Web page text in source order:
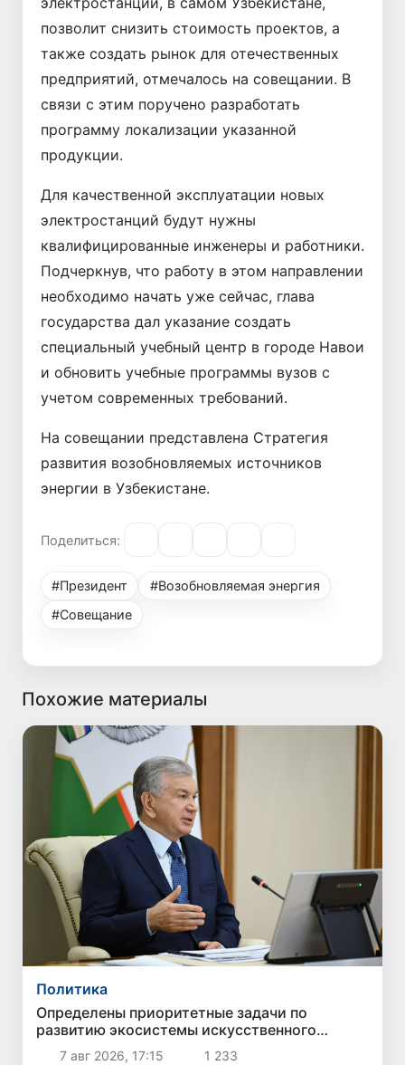
позволит снизить стоимость проектов, а
также создать рынок для отечественных
предприятий, отмечалось на совещании. В
связи с этим поручено разработать
программу локализации указанной
продукции.
Для качественной эксплуатации новых
электростанций будут нужны
квалифицированные инженеры и работники.
Подчеркнув, что работу в этом направлении
необходимо начать уже сейчас, глава
государства дал указание создать
специальный учебный центр в городе Навои
и обновить учебные программы вузов с
учетом современных требований.
На совещании представлена Стратегия
развития возобновляемых источников
энергии в Узбекистане.
Поделиться:
#Президент
#Возобновляемая энергия
#Совещание
Похожие материалы
Политика
Определены приоритетные задачи по
развитию экосистемы искусственного
интеллекта
7 авг 2026, 17:15 1 233